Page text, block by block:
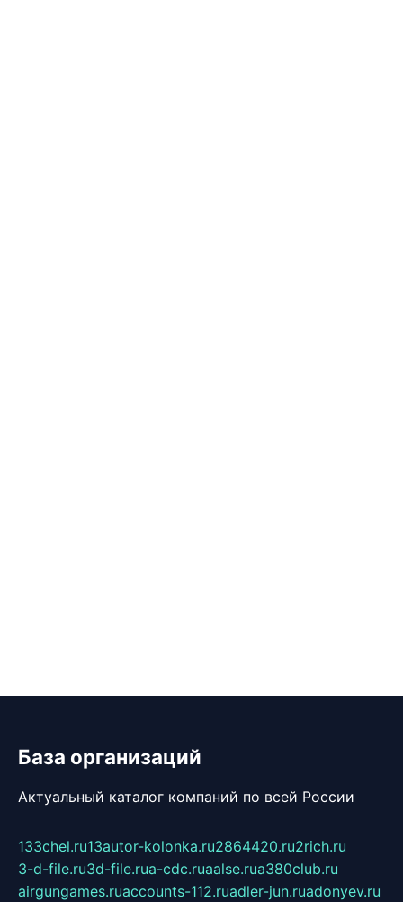
База организаций
Актуальный каталог компаний по всей России
133chel.ru13autor-kolonka.ru2864420.ru2rich.ru
3-d-file.ru3d-file.rua-cdc.ruaalse.rua380club.ru
airgungames.ruaccounts-112.ruadler-jun.ruadonyev.ru